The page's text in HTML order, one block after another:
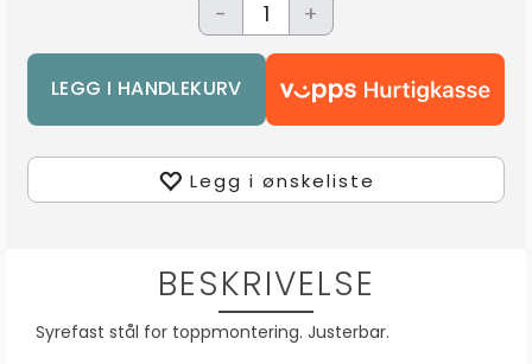
- +
Legg i ønskeliste
BESKRIVELSE
Syrefast stål for toppmontering. Justerbar.